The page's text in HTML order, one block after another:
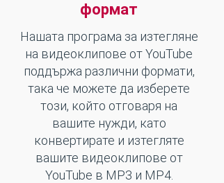
формат
Нашата програма за изтегляне
на видеоклипове от YouTube
поддържа различни формати,
така че можете да изберете
този, който отговаря на
вашите нужди, като
конвертирате и изтегляте
вашите видеоклипове от
YouTube в MP3 и MP4.